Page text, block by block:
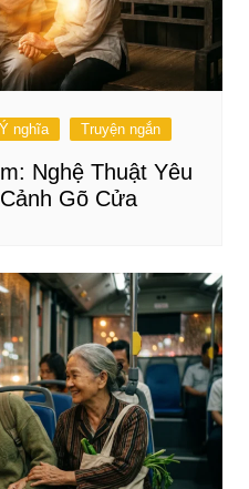
nghĩa Truyện ngắn
Nghệ Thuật Yêu
Gõ Cửa